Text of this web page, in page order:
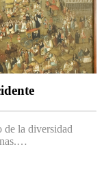
de la diversidad